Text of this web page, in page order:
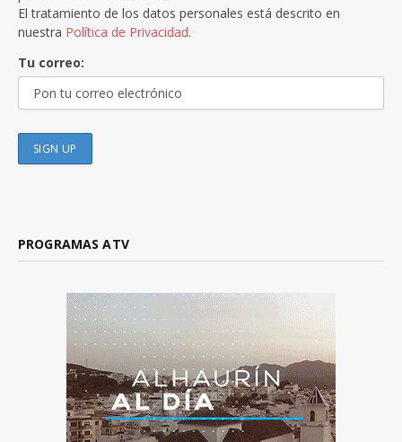
El tratamiento de los datos personales está descrito en
nuestra Política de Privacidad.
Tu correo:
PROGRAMAS ATV